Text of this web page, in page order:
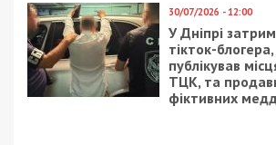
30/07/2026 - 12:00
У Дніпрі
тікток-
публікував
ТЦК, та
фіктивних